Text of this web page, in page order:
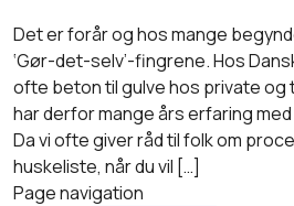
Det er forår og hos mange
‘Gør-det-selv’-fingrene. Hos
ofte beton til gulve hos private og
har derfor mange års erfaring
Da vi ofte giver råd til folk om
huskeliste, når du vil […]
Page navigation